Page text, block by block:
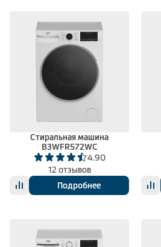
Стиральная машина
B3WFR572WC
4.90
12 отзывов
Подробнее